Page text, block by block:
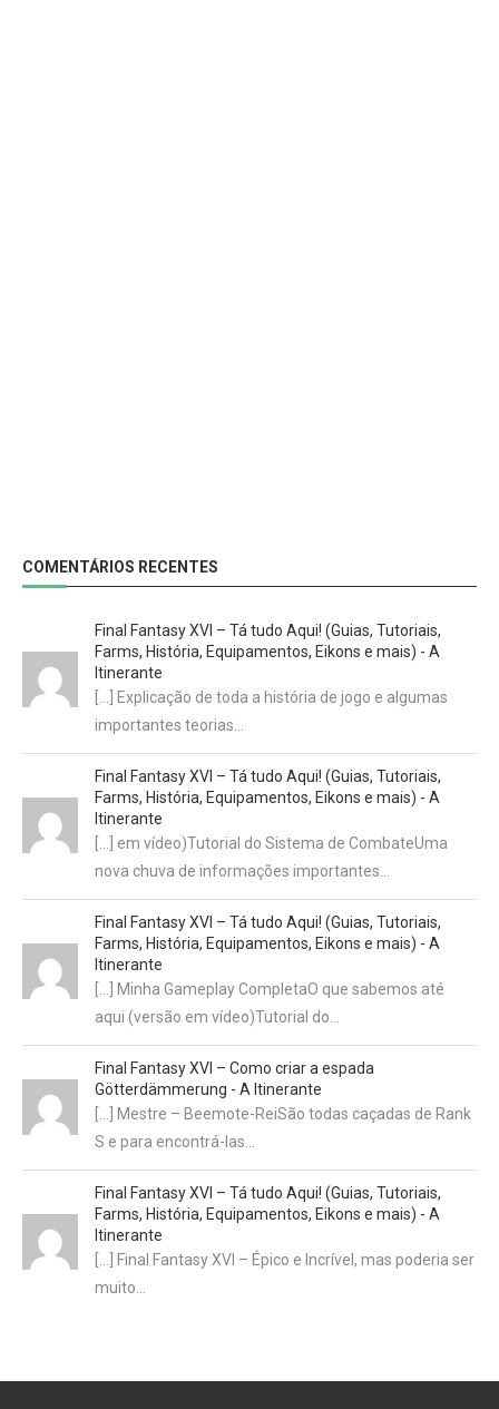
COMENTÁRIOS RECENTES
Final Fantasy XVI – Tá tudo Aqui! (Guias, Tutoriais,
Farms, História, Equipamentos, Eikons e mais) - A
Itinerante
[…] Explicação de toda a história de jogo e algumas
importantes teorias…
Final Fantasy XVI – Tá tudo Aqui! (Guias, Tutoriais,
Farms, História, Equipamentos, Eikons e mais) - A
Itinerante
[…] em vídeo)Tutorial do Sistema de CombateUma
nova chuva de informações importantes…
Final Fantasy XVI – Tá tudo Aqui! (Guias, Tutoriais,
Farms, História, Equipamentos, Eikons e mais) - A
Itinerante
[…] Minha Gameplay CompletaO que sabemos até
aqui (versão em vídeo)Tutorial do…
Final Fantasy XVI – Como criar a espada
Götterdämmerung - A Itinerante
[…] Mestre – Beemote-ReiSão todas caçadas de Rank
S e para encontrá-las…
Final Fantasy XVI – Tá tudo Aqui! (Guias, Tutoriais,
Farms, História, Equipamentos, Eikons e mais) - A
Itinerante
[…] Final Fantasy XVI – Épico e Incrível, mas poderia ser
muito…